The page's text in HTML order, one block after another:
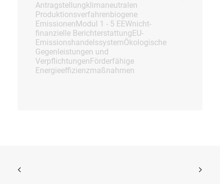
Antragstellungklimaneutralen
Produktionsverfahrenbiogene
EmissionenModul 1 - 5 EEWnicht-
finanzielle BerichterstattungEU-
EmissionshandelssystemÖkologische
Gegenleistungen und
VerpflichtungenFörderfähige
Energieeffizienzmaßnahmen